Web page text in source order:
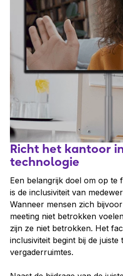
Richt het kantoor
technologie
Een belangrijk doel om op te
is de inclusiviteit van
Wanneer mensen zich
meeting niet betrokken
zijn ze niet betrokken. Het
inclusiviteit begint bij de juiste
vergaderruimtes.